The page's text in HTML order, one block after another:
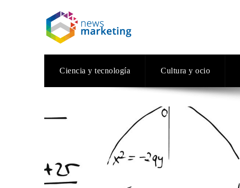
Ciencia y tecnología Cultura y ocio